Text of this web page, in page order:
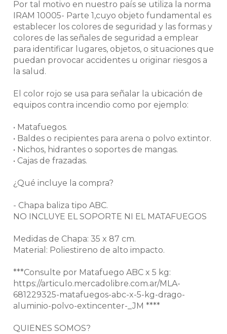
Por tal motivo en nuestro país se utiliza la norma
IRAM 10005- Parte 1,cuyo objeto fundamental es
establecer los colores de seguridad y las formas y
colores de las señales de seguridad a emplear
para identificar lugares, objetos, o situaciones que
puedan provocar accidentes u originar riesgos a
la salud.
El color rojo se usa para señalar la ubicación de
equipos contra incendio como por ejemplo:
• Matafuegos.
• Baldes o recipientes para arena o polvo extintor.
• Nichos, hidrantes o soportes de mangas.
• Cajas de frazadas.
¿Qué incluye la compra?
- Chapa baliza tipo ABC.
NO INCLUYE EL SOPORTE NI EL MATAFUEGOS
Medidas de Chapa: 35 x 87 cm.
Material: Poliestireno de alto impacto.
***Consulte por Matafuego ABC x 5 kg:
https://articulo.mercadolibre.com.ar/MLA-
681229325-matafuegos-abc-x-5-kg-drago-
aluminio-polvo-extincenter-_JM ****
QUIENES SOMOS?